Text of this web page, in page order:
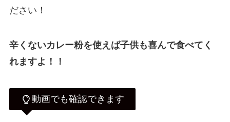
ださい！
辛くないカレー粉を使えば子供も喜んで食べてく
れますよ！！
動画でも確認できます